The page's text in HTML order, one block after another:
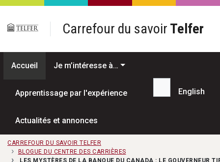
Passer au contenu principal
Carrefour du savoir Telfer
Accueil Je m’intéresse à…
Apprentissage par l'expérience
Actualités et annonces
Recherche...
English
CARREFOUR DU SAVOIR TELFER
BLOGUE DU CENTRE DES CARRIÈRES
LES MYSTÈRES DE LA BANQUE DU CANADA : LE GOUVERNEUR